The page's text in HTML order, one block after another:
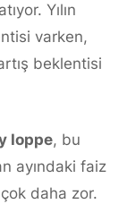
Yılın
varken,
beklentisi
Ioppe, bu
ayındaki faiz
daha zor.